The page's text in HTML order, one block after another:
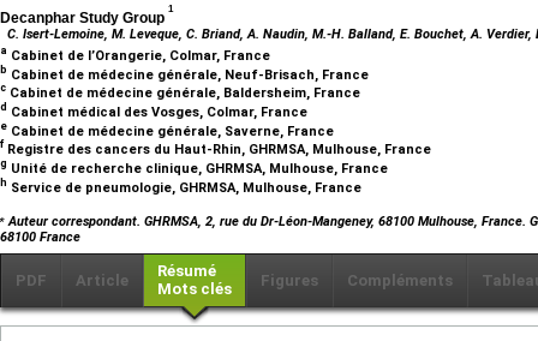
Decanphar Study Group
1
C. Isert-Lemoine, M. Leveque, C. Briand, A. Naudin, M.-H. Balland, E. Bouchet, A. Verdier,
a Cabinet de l’Orangerie, Colmar, France
b Cabinet de médecine générale, Neuf-Brisach, France
c Cabinet de médecine générale, Baldersheim, France
d Cabinet médical des Vosges, Colmar, France
e Cabinet de médecine générale, Saverne, France
f Registre des cancers du Haut-Rhin, GHRMSA, Mulhouse, France
g Unité de recherche clinique, GHRMSA, Mulhouse, France
h Service de pneumologie, GHRMSA, Mulhouse, France
⁎ Auteur correspondant. GHRMSA, 2, rue du Dr-Léon-Mangeney, 68100 Mulhouse, France.
68100 France
PDF Article
Résumé
Mots clés
Figures Compléments